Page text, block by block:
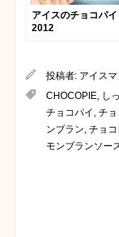
アイスのチョコパイ
2012
投稿者: アイス
CHOCOPIE, し
チョコパイ , チ
ンブラン, チョ
モンブランソー